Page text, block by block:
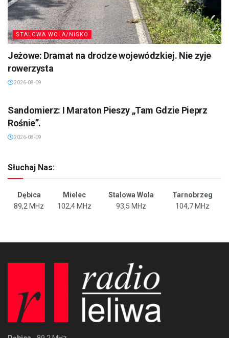
STALOWA WOLA/NISKO
Jeżowe: Dramat na drodze wojewódzkiej. Nie zyje
rowerzysta
2026-08-09
Sandomierz: I Maraton Pieszy „Tam Gdzie Pieprz
Rośnie”.
2026-08-09
Słuchaj Nas:
Dębica Mielec Stalowa Wola
Tarnobrzeg
89,2 MHz
102,4 MHz 93,5 MHz 104,7 MHz